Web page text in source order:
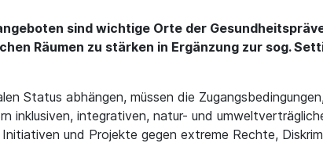
sind wichtige Orte der
Räumen zu stärken in Ergänzung zur sog.
Status abhängen, müssen die
inklusiven, integrativen, natur- und
und Projekte gegen extreme Rechte,